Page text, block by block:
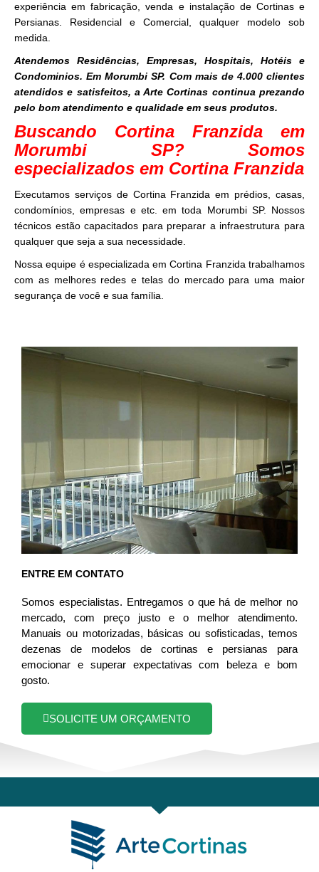
experiência em fabricação, venda e instalação de Cortinas e
Persianas. Residencial e Comercial, qualquer modelo sob
medida.
Atendemos Residências, Empresas, Hospitais, Hotéis e
Condominios. Em Morumbi SP. Com mais de 4.000 clientes
atendidos e satisfeitos, a Arte Cortinas continua prezando
pelo bom atendimento e qualidade em seus produtos.
Buscando Cortina Franzida em
Morumbi SP? Somos
especializados em Cortina Franzida
Executamos serviços de Cortina Franzida em prédios, casas,
condomínios, empresas e etc. em toda Morumbi SP. Nossos
técnicos estão capacitados para preparar a infraestrutura para
qualquer que seja a sua necessidade.
Nossa equipe é especializada em Cortina Franzida trabalhamos
com as melhores redes e telas do mercado para uma maior
segurança de você e sua família.
ENTRE EM CONTATO
Somos especialistas. Entregamos o que há de melhor no
mercado, com preço justo e o melhor atendimento.
Manuais ou motorizadas, básicas ou sofisticadas, temos
dezenas de modelos de cortinas e persianas para
emocionar e superar expectativas com beleza e bom
gosto.
SOLICITE UM ORÇAMENTO